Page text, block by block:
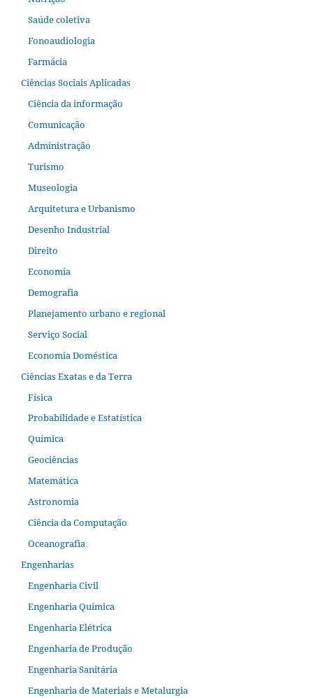
Saúde coletiva
Fonoaudiologia
Farmácia
Ciências Sociais Aplicadas
Ciência da informação
Comunicação
Administração
Turismo
Museologia
Arquitetura e Urbanismo
Desenho Industrial
Direito
Economia
Demografia
Planejamento urbano e regional
Serviço Social
Economia Doméstica
Ciências Exatas e da Terra
Física
Probabilidade e Estatística
Química
Geociências
Matemática
Astronomia
Ciência da Computação
Oceanografia
Engenharias
Engenharia Civil
Engenharia Química
Engenharia Elétrica
Engenharia de Produção
Engenharia Sanitária
Engenharia de Materiais e Metalurgia